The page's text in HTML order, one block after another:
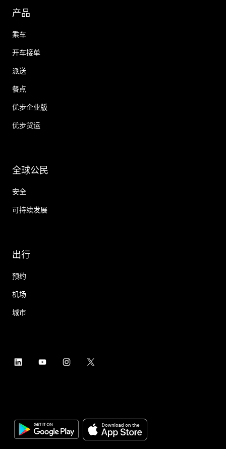
产品
乘车
开车接单
派送
餐点
优步企业版
优步货运
全球公民
安全
可持续发展
出行
预约
机场
城市